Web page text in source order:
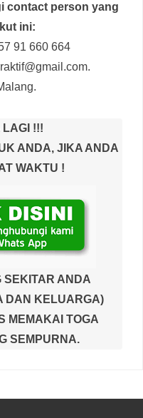
contact person yang
ini:
91 660 664
.
LAGI !!!
ANDA, JIKA ANDA
WAKTU !
SEKITAR ANDA
DAN KELUARGA)
MEMAKAI TOGA
SEMPURNA.